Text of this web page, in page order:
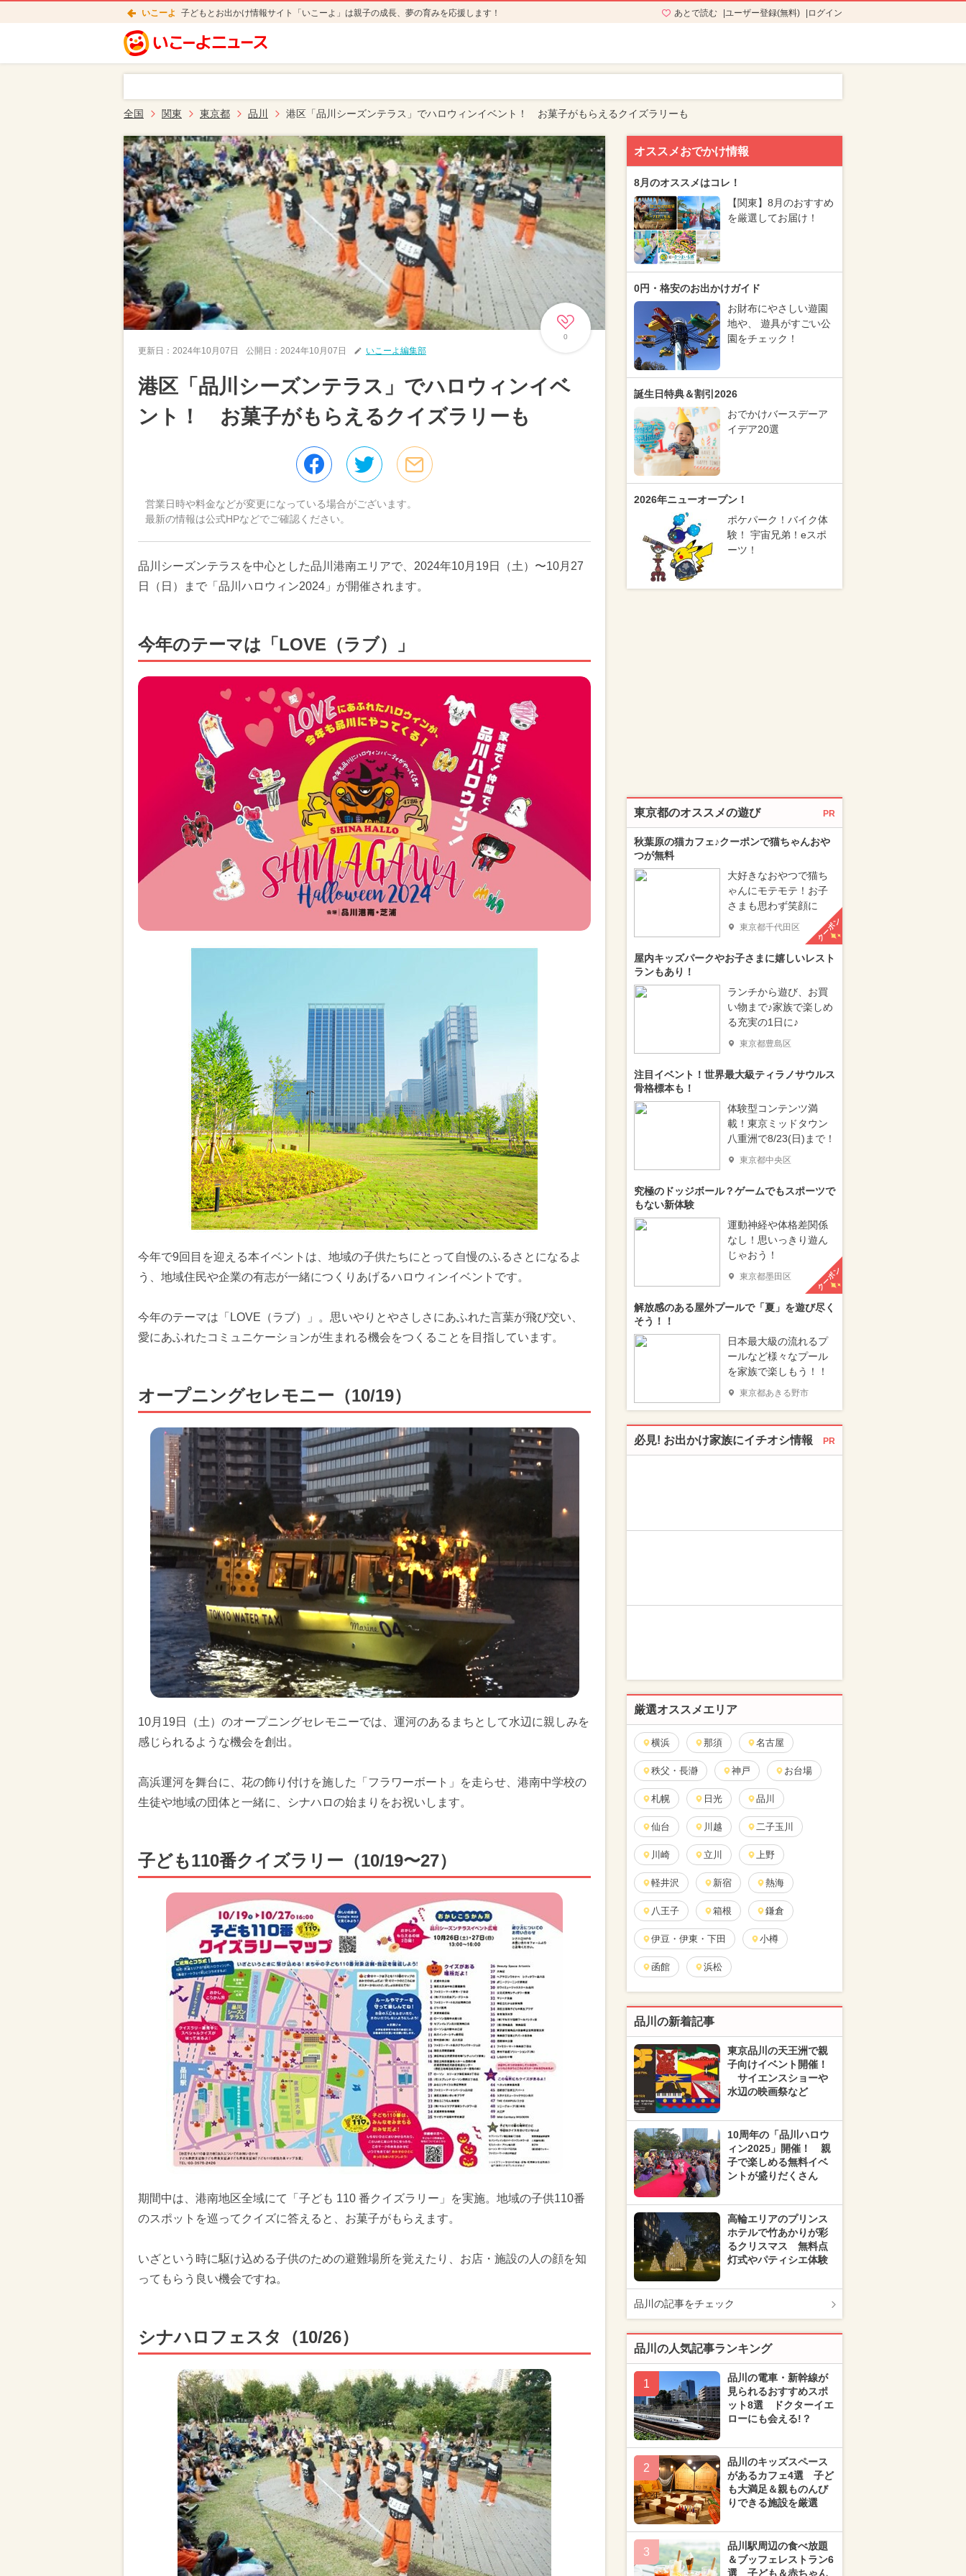
いこーよ 子どもとお出かけ情報サイト「いこーよ」は親子の成長、夢の育みを応援します！ あとで読む ユーザー登録(無料) ログイン
全国 関東 東京都 品川 港区「品川シーズンテラス」でハロウィンイベント！ お菓子がもらえるクイズラリーも
0
更新日： 2024年10月07日 公開日： 2024年10月07日 いこーよ編集部
港区「品川シーズンテラス」でハロウィンイベ
ント！ お菓子がもらえるクイズラリーも
営業日時や料金などが変更になっている場合がございます。
最新の情報は公式HPなどでご確認ください。
品川シーズンテラスを中心とした品川港南エリアで、2024年10月19日（土）〜10月27
日（日）まで「品川ハロウィン2024」が開催されます。
今年のテーマは「LOVE（ラブ）」
今年で9回目を迎える本イベントは、地域の子供たちにとって自慢のふるさとになるよ
う、地域住民や企業の有志が一緒につくりあげるハロウィンイベントです。
今年のテーマは「LOVE（ラブ）」。思いやりとやさしさにあふれた言葉が飛び交い、
愛にあふれたコミュニケーションが生まれる機会をつくることを目指しています。
オープニングセレモニー（10/19）
10月19日（土）のオープニングセレモニーでは、運河のあるまちとして水辺に親しみを
感じられるような機会を創出。
高浜運河を舞台に、花の飾り付けを施した「フラワーボート」を走らせ、港南中学校の
生徒や地域の団体と一緒に、シナハロの始まりをお祝いします。
子ども110番クイズラリー（10/19〜27）
期間中は、港南地区全域にて「子ども 110 番クイズラリー」を実施。地域の子供110番
のスポットを巡ってクイズに答えると、お菓子がもらえます。
いざという時に駆け込める子供のための避難場所を覚えたり、お店・施設の人の顔を知
ってもらう良い機会ですね。
シナハロフェスタ（10/26）
オススメおでかけ情報
8月のオススメはコレ！
【関東】8月のおすすめ
を厳選してお届け！
0円・格安のお出かけガイド
お財布にやさしい遊園
地や、 遊具がすごい公
園をチェック！
誕生日特典＆割引2026
おでかけバースデーア
イデア20選
2026年ニューオープン！
ポケパーク！バイク体
験！ 宇宙兄弟！eスポ
ーツ！
東京都のオススメの遊び PR
秋葉原の猫カフェ♪クーポンで猫ちゃんおや
つが無料
大好きなおやつで猫ち
ゃんにモテモテ！お子
さまも思わず笑顔に
東京都千代田区 クーポン
屋内キッズパークやお子さまに嬉しいレスト
ランもあり！
ランチから遊び、お買
い物まで♪家族で楽しめ
る充実の1日に♪
東京都豊島区
注目イベント！世界最大級ティラノサウルス
骨格標本も！
体験型コンテンツ満
載！東京ミッドタウン
八重洲で8/23(日)まで！
東京都中央区
究極のドッジボール？ゲームでもスポーツで
もない新体験
運動神経や体格差関係
なし！思いっきり遊ん
じゃおう！
東京都墨田区 クーポン
解放感のある屋外プールで「夏」を遊び尽く
そう！！
日本最大級の流れるプ
ールなど様々なプール
を家族で楽しもう！！
東京都あきる野市
必見! お出かけ家族にイチオシ情報 PR
厳選オススメエリア
横浜 那須 名古屋
秩父・長瀞 神戸 お台場
札幌 日光 品川
仙台 川越 二子玉川
川崎 立川 上野
軽井沢 新宿 熱海
八王子 箱根 鎌倉
伊豆・伊東・下田 小樽
函館 浜松
品川の新着記事
東京品川の天王洲で親
子向けイベント開催！
サイエンスショーや
水辺の映画祭など
10周年の「品川ハロウ
ィン2025」開催！ 親
子で楽しめる無料イベ
ントが盛りだくさん
高輪エリアのプリンス
ホテルで竹あかりが彩
るクリスマス 無料点
灯式やパティシエ体験
品川の記事をチェック
品川の人気記事ランキング
1
品川の電車・新幹線が
見られるおすすめスポ
ット8選 ドクターイエ
ローにも会える!？
2
品川のキッズスペース
があるカフェ4選 子ど
も大満足＆親ものんび
りできる施設を厳選
3
品川駅周辺の食べ放題
＆ブッフェレストラン6
選 子ども＆赤ちゃん